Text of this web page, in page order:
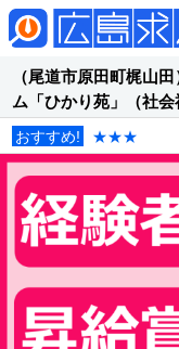
（尾道市原田町梶山
ム「ひかり苑」（社会
おすすめ! ★★★